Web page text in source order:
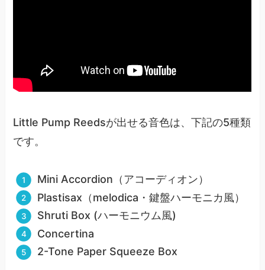
Little Pump Reedsが出せる音色は、下記の5種類
です。
Mini Accordion（アコーディオン）
Plastisax（melodica・鍵盤ハーモニカ風）
Shruti Box (ハーモニウム風)
Concertina
2-Tone Paper Squeeze Box